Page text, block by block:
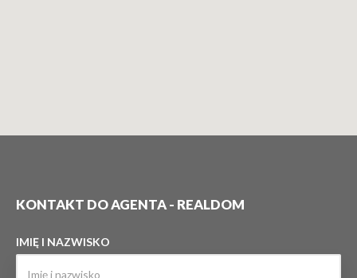
KONTAKT DO AGENTA - REALDOM
IMIĘ I NAZWISKO